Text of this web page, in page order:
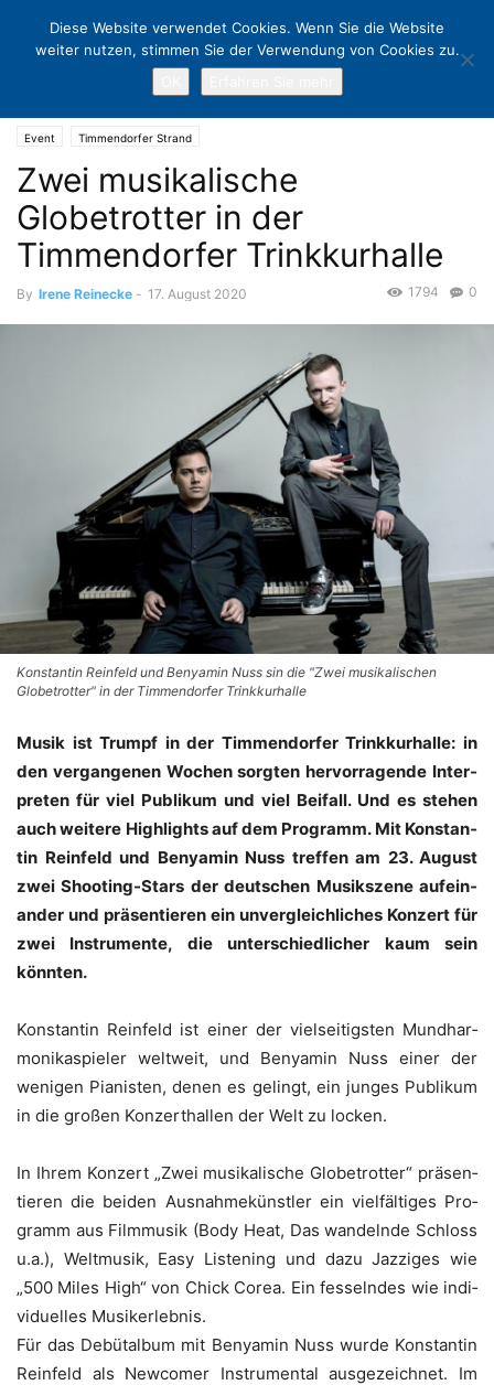
Event Timmendorfer Strand
Zwei musikalische
Globetrotter in der
Timmendorfer Trinkkurhalle
By Irene Reinecke - 17. August 2020 0
1794
Konstantin Reinfeld und Benyamin Nuss sin die "Zwei musikalischen
Globetrotter" in der Timmendorfer Trinkkurhalle
Musik ist Trumpf in der Tim­men­dor­fer Trink­kur­hal­le: in
den ver­gan­ge­nen Wochen sorg­ten her­vor­ra­gen­de Inter­
pre­ten für viel Publi­kum und viel Bei­fall. Und es ste­hen
auch wei­te­re High­lights auf dem Pro­gramm. Mit Kon­stan­
tin Rein­feld und Ben­ya­min Nuss tref­fen am 23. August
zwei Shoo­ting-Stars der deut­schen Musik­sze­ne auf­ein­
an­der und prä­sen­tie­ren ein unver­gleich­li­ches Kon­zert für
zwei Instru­men­te, die unter­schied­li­cher kaum sein
könnten.
Kon­stan­tin Rein­feld ist einer der viel­sei­tigs­ten Mund­har­
mo­ni­ka­spie­ler welt­weit, und Ben­ya­min Nuss einer der
weni­gen Pia­nis­ten, denen es gelingt, ein jun­ges Publi­kum
in die gro­ßen Kon­zert­hal­len der Welt zu locken.
In Ihrem Kon­zert „Zwei musi­ka­li­sche Glo­be­trot­ter“ prä­sen­
tie­ren die bei­den Aus­nah­me­künst­ler ein viel­fäl­ti­ges Pro­
gramm aus Film­mu­sik (Body Heat, Das wan­deln­de Schloss
u.a.), Welt­mu­sik, Easy Lis­tening und dazu Jaz­zi­ges wie
„500 Miles High“ von Chick Corea. Ein fes­seln­des wie indi­
vi­du­el­les Musikerlebnis.
Für das Debüt­al­bum mit Ben­ya­min Nuss wur­de Kon­stan­tin
Rein­feld als New­co­mer Instru­men­tal aus­ge­zeich­net. Im
Diese Website verwendet Cookies. Wenn Sie die Website
weiter nutzen, stimmen Sie der Verwendung von Cookies zu.